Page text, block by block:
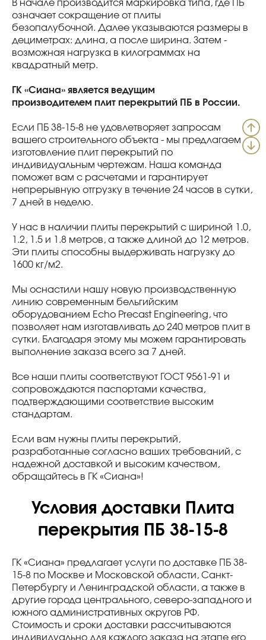
В начале производится маркировка типа, где ПБ
означает сокращение от плиты
безопалубочной. Далее указываются размеры в
дециметрах: длина, а после ширина. Затем -
возможная нагрузка в килограммах на
квадратный метр.
ГК «Сиана» является ведущим
производителем плит перекрытий ПБ в России.
Если ПБ 38-15-8 не удовлетворяет запросам
вашего строительного объекта - мы предлагаем
изготовление плит перекрытий по
индивидуальным чертежам. Наша команда
поможет вам с расчетами и гарантирует
непрерывную отгрузку в течение 24 часов в сутки,
7 дней в неделю.
У нас в наличии плиты перекрытий с шириной 1.0,
1.2, 1.5 и 1.8 метров, а также длиной до 12 метров.
Эти плиты способны выдерживать нагрузку до
1600 кг/м2.
Мы оснастили нашу новую производственную
линию современным бельгийским
оборудованием Echo Precast Engineering, что
позволяет нам изготавливать до 240 метров плит в
сутки. Благодаря этому мы можем гарантировать
выполнение заказа всего за 7 дней.
Все наши плиты соответствуют ГОСТ 9561-91 и
сопровождаются паспортами качества,
подтверждающими соответствие высоким
стандартам.
Если вам нужны плиты перекрытий,
разработанные согласно ваших требований, с
надежной доставкой и высоким качеством,
обращайтесь в ГК «Сиана»!
Условия доставки Плита
перекрытия ПБ 38-15-8
ГК «Сиана» предлагает услуги по доставке ПБ 38-
15-8 по Москве и Московской области, Санкт-
Петербургу и Ленинградской области, а также в
другие города центрального, северо-западного и
южного административных округов РФ.
Стоимость и сроки доставки рассчитываются
индивидуально для каждого заказа на этапе его